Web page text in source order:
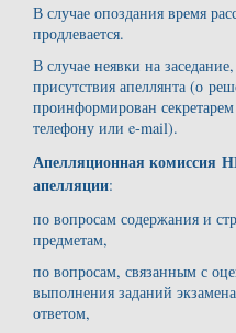
В случае опоздания время
продлевается.
В случае неявки на
присутствия апеллянта (о
проинформирован
телефону или e-mail).
Апелляционная комиссия
апелляции:
по вопросам содержания и
предметам,
по вопросам, связанным с
выполнения заданий
ответом,